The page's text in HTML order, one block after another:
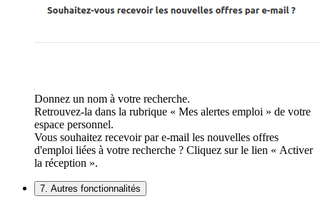
Donnez un nom à votre recherche.
Retrouvez-la dans la rubrique « Mes alertes emploi » de votre
espace personnel.
Vous souhaitez recevoir par e-mail les nouvelles offres
d'emploi liées à votre recherche ? Cliquez sur le lien « Activer
la réception ».
7. Autres fonctionnalités